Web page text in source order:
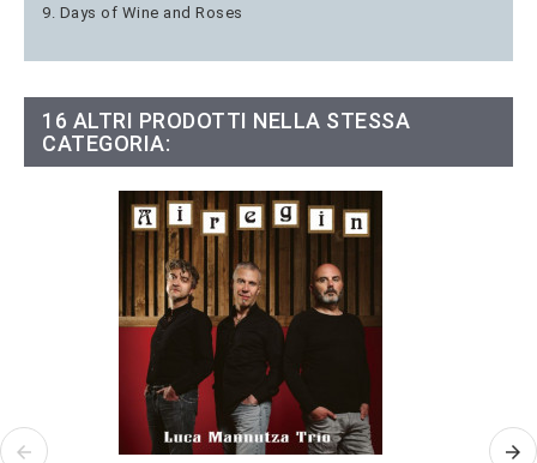
9. Days of Wine and Roses
16 ALTRI PRODOTTI NELLA STESSA
CATEGORIA: